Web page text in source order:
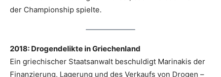
der Championship spielte.
2018: Drogendelikte in Griechenland
Ein griechischer Staatsanwalt beschuldigt Marinakis der
Finanzierung, Lagerung und des Verkaufs von Drogen –